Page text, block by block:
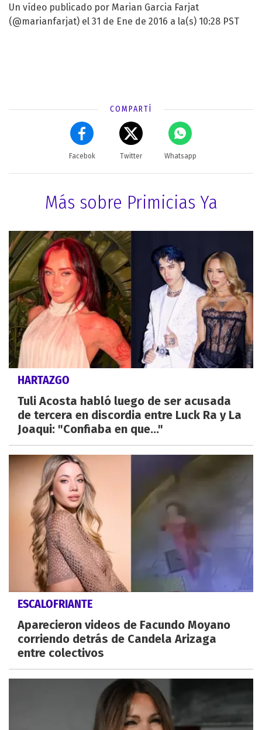
Un vídeo publicado por Marian Garcia Farjat
(@marianfarjat) el 31 de Ene de 2016 a la(s) 10:28 PST
COMPARTÍ
Facebok Twitter Whatsapp
Más sobre Primicias Ya
HARTAZGO
Tuli Acosta habló luego de ser acusada
de tercera en discordia entre Luck Ra y La
Joaqui: "Confiaba en que..."
ESCALOFRIANTE
Aparecieron videos de Facundo Moyano
corriendo detrás de Candela Arizaga
entre colectivos